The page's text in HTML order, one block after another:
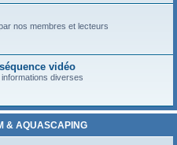
nos membres et lecteurs
vidéo
diverses
& AQUASCAPING